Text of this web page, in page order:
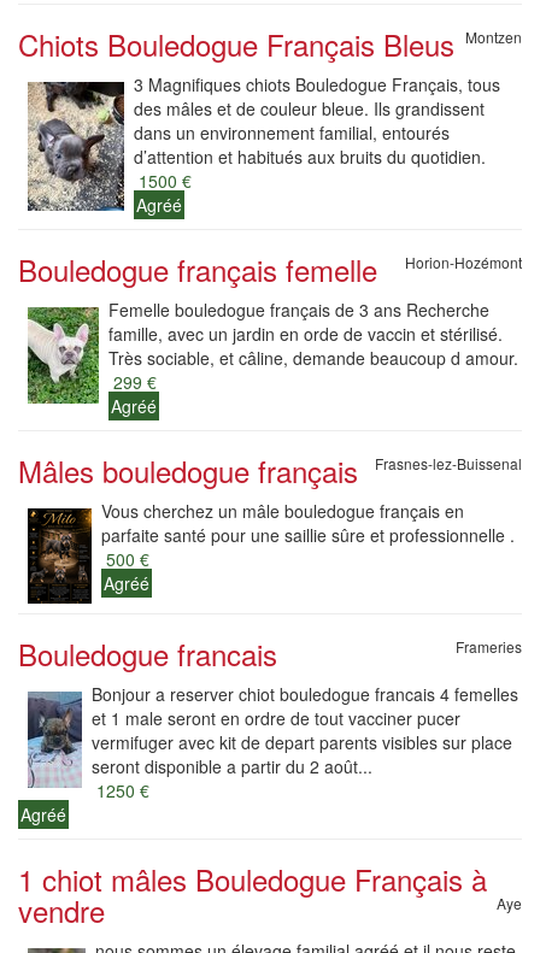
Chiots Bouledogue Français Bleus Montzen
3 Magnifiques chiots Bouledogue Français, tous
des mâles et de couleur bleue. Ils grandissent
dans un environnement familial, entourés
d’attention et habitués aux bruits du quotidien.
1500 €
Agréé
Bouledogue français femelle Horion-Hozémont
Femelle bouledogue français de 3 ans Recherche
famille, avec un jardin en orde de vaccin et stérilisé.
Très sociable, et câline, demande beaucoup d amour.
299 €
Agréé
Mâles bouledogue français Frasnes-lez-Buissenal
Vous cherchez un mâle bouledogue français en
parfaite santé pour une saillie sûre et professionnelle .
500 €
Agréé
Bouledogue francais Frameries
Bonjour a reserver chiot bouledogue francais 4 femelles
et 1 male seront en ordre de tout vacciner pucer
vermifuger avec kit de depart parents visibles sur place
seront disponible a partir du 2 août...
1250 €
Agréé
1 chiot mâles Bouledogue Français à
vendre Aye